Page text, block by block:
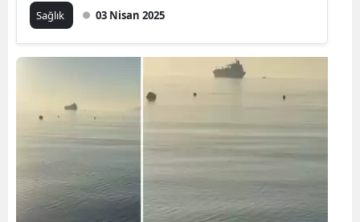
Sağlık 03 Nisan 2025